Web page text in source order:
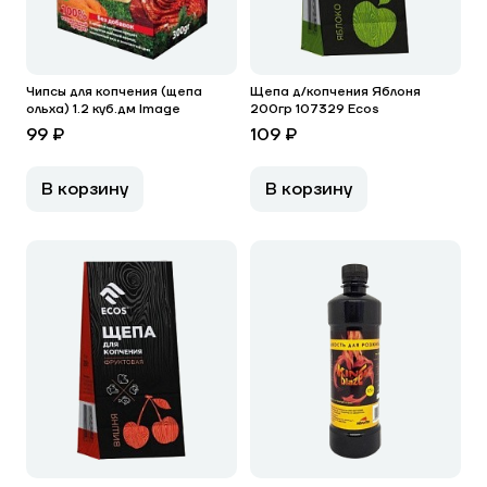
Чипсы для копчения (щепа
ольха) 1.2 куб.дм Image
99 ₽
В корзину
Щепа д/копчения Яблоня
200гр 107329 Ecos
109 ₽
В корзину